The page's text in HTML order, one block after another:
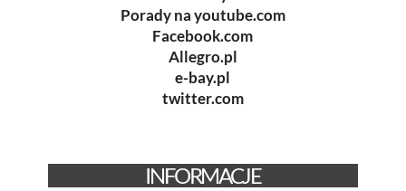
Porady na youtube.com
Facebook.com
Allegro.pl
e-bay.pl
twitter.com
INFORMACJE